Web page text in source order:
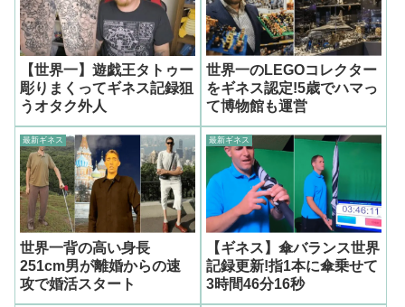
【世界一】遊戯王タトゥー
彫りまくってギネス記録狙
うオタク外人
世界一のLEGOコレクター
をギネス認定!5歳でハマっ
て博物館も運営
最新ギネス
世界一背の高い身長
251cm男が離婚からの速
攻で婚活スタート
最新ギネス
【ギネス】傘バランス世界
記録更新!指1本に傘乗せて
3時間46分16秒